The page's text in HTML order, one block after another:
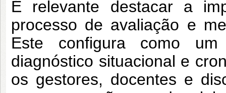
É relevante destacar a
processo de avaliação e
Este configura como
diagnóstico situacional e
os gestores, docentes e